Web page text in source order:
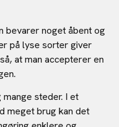
bevarer noget åbent og
på lyse sorter giver
at man accepterer en
steder. I et
meget brug kan det